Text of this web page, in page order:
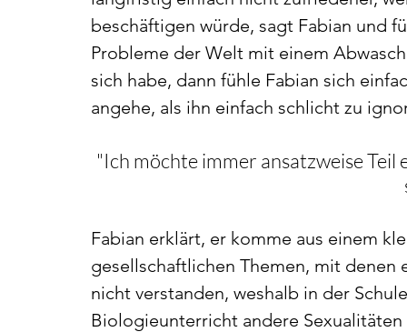
beschäftigen würde, sagt Fabian und
Probleme der Welt mit einem
sich habe, dann fühle Fabian sich
angehe, als ihn einfach schlicht zu
"Ich möchte immer ansatzweise
Fabian erklärt, er komme aus einem
gesellschaftlichen Themen, mit
nicht verstanden, weshalb in der
Biologieunterricht andere